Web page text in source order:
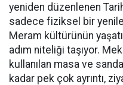
yeniden düzenlenen
sadece fiziksel bir
Meram kültürünün
adım niteliği taşıyor.
kullanılan masa ve
kadar pek çok ayrıntı,